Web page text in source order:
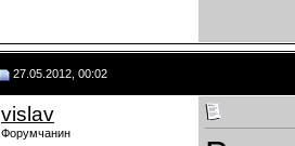
27.05.2012, 00:02
vislav
Форумчанин